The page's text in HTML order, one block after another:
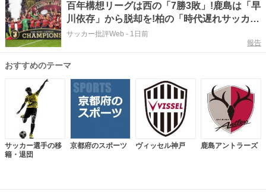
百年構想リーグは西の「7勝3敗」!鹿島は「早
川依存」から脱却を!柏の「時代遅れサッカ
ー」に期待!【Jリーグ開幕「初の秋春制」の
サッカー批評Web - 1日前
報告
おすすめのテーマ
サッカー選手の移
籍・退団
京都府のスポーツ ヴィッセル神戸 鹿島アントラーズ